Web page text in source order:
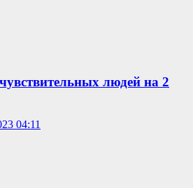
людей на 2
04:11